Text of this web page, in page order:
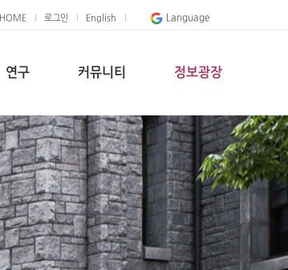
HOME 로그인 English Language
연구 커뮤니티 정보광장